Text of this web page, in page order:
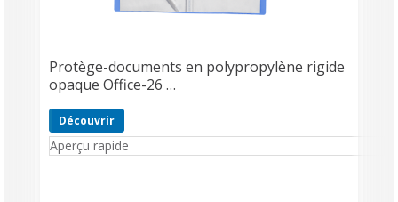
Protège-documents en polypropylène rigide
opaque Office-26 …
Découvrir
Aperçu rapide